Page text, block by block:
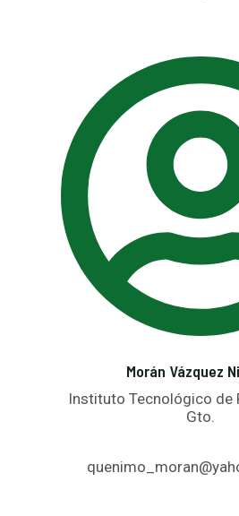
Morán Vázquez
Instituto Tecnológico de
Gto.